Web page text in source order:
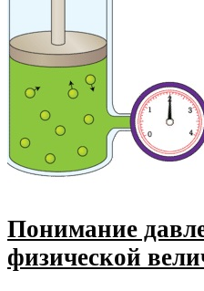
Понимание
физической